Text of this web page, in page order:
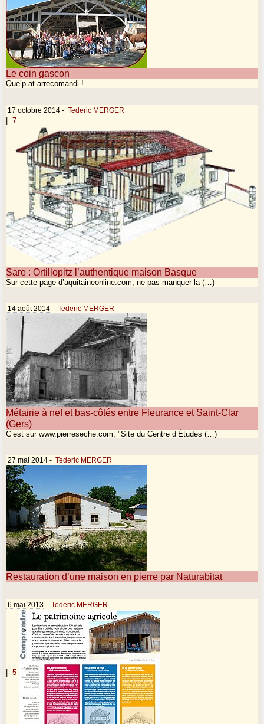
Le coin gascon
Que’p at arrecomandi !
17 octobre 2014 - Tederic MERGER
| 7
Sare : Ortillopitz l’authentique maison Basque
Sur cette page d’aquitaineonline.com, ne pas manquer la (…)
14 août 2014 - Tederic MERGER
Métairie à nef et bas-côtés entre Fleurance et Saint-Clar
(Gers)
C’est sur www.pierreseche.com, "Site du Centre d’Études (…)
27 mai 2014 - Tederic MERGER
Restauration d’une maison en pierre par Naturabitat
6 mai 2013 - Tederic MERGER
| 5